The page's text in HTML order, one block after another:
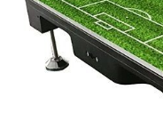
fonctionnement
Température
de stockage